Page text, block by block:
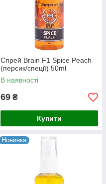
Спрей Brain F1 Spice Peach
(персик/спеції) 50ml
В наявності
69 ₴
Купити
Новинка